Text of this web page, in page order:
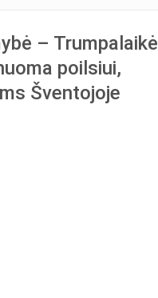
– Trumpalaikė
poilsiui,
Šventojoje